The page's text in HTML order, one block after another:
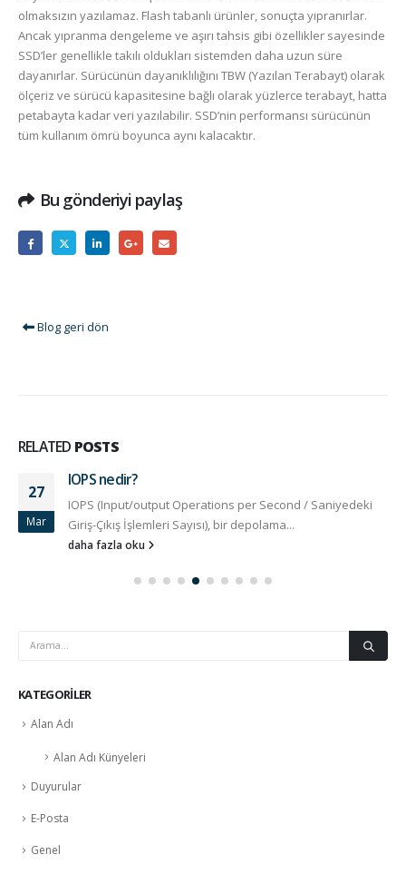
olmaksızın yazılamaz. Flash tabanlı ürünler, sonuçta yıpranırlar.
Ancak yıpranma dengeleme ve aşırı tahsis gibi özellikler sayesinde
SSD’ler genellikle takılı oldukları sistemden daha uzun süre
dayanırlar. Sürücünün dayanıklılığını TBW (Yazılan Terabayt) olarak
ölçeriz ve sürücü kapasitesine bağlı olarak yüzlerce terabayt, hatta
petabayta kadar veri yazılabilir. SSD’nin performansı sürücünün
tüm kullanım ömrü boyunca aynı kalacaktır.
Bu gönderiyi paylaş
Blog geri dön
RELATED POSTS
27
Mar
IOPS nedir?
IOPS (Input/output Operations per Second / Saniyedeki
Giriş-Çıkış İşlemleri Sayısı), bir depolama...
daha fazla oku
KATEGORILER
Alan Adı
Alan Adı Künyeleri
Duyurular
E-Posta
Genel